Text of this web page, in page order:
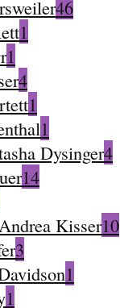
46
1
1
4
1
1
Dysinger4
14
Kisser10
3
1
1